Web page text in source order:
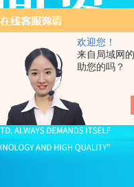
欢迎您！
来自局域网
助您的吗？